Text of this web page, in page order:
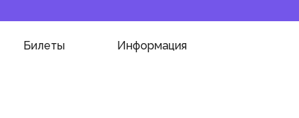
Билеты Информация